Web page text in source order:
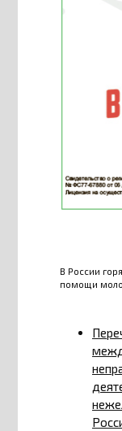
В России
помощи